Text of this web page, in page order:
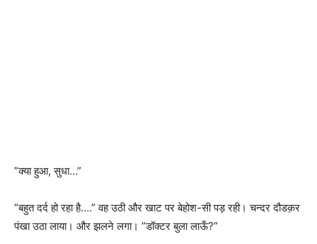
”क्या हुआ, सुधा…”
”बहुत दर्द हो रहा है….” वह उठी और खाट पर बेहोश-सी पड़ रही। चन्दर दौडक़र
पंखा उठा लाया। और झलने लगा। ”डॉक्टर बुला लाऊँ?”